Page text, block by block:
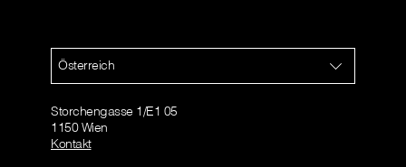
Österreich
Storchengasse 1/E1 05
1150 Wien
Kontakt